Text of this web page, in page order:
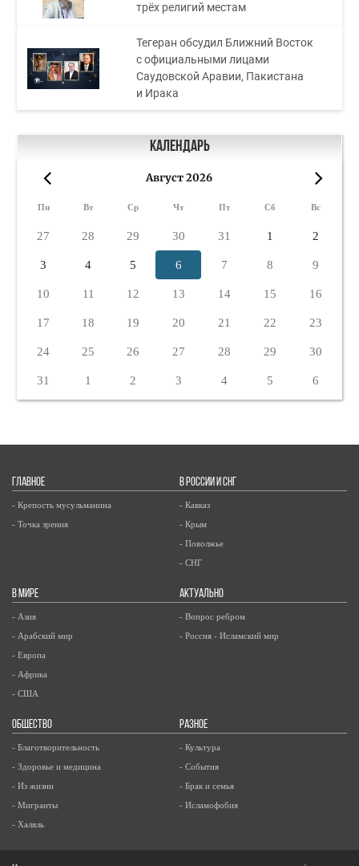
трёх религий местам
Тегеран обсудил Ближний Восток
с официальными лицами
Саудовской Аравии, Пакистана
и Ирака
Календарь
Август 2026
Пн Вт Ср Чт Пт Сб Вс
27 28 29 30 31 1 2
3 4 5 6 7 8 9
10 11 12 13 14 15 16
17 18 19 20 21 22 23
24 25 26 27 28 29 30
31 1 2 3 4 5 6
ГЛАВНОЕ
- Крепость мусульманина
- Точка зрения
В РОССИИ И СНГ
- Кавказ
- Крым
- Поволжье
- СНГ
В МИРЕ
- Азия
- Арабский мир
- Европа
- Африка
- США
АКТУАЛЬНО
- Вопрос ребром
- Россия - Исламский мир
ОБЩЕСТВО
- Благотворительность
- Здоровье и медицина
- Из жизни
- Мигранты
- Халяль
РАЗНОЕ
- Культура
- События
- Брак и семья
- Исламофобия